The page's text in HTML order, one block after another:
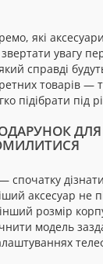
які
увагу
справді
товарів —
підібрати під
спочатку
аксесуар не
розмір
модель